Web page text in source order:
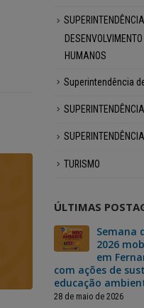
HUMANOS
Superintendência
TURISMO
ÚLTIMAS
Semana
2026
em
com ações de
educação
28 de maio de 2026